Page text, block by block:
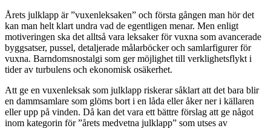
Årets julklapp är ”vuxenleksaken” och första gången man hör det
kan man helt klart undra vad de egentligen menar. Men enligt
motiveringen ska det alltså vara leksaker för vuxna som avancerade
byggsatser, pussel, detaljerade målarböcker och samlarfigurer för
vuxna. Barndomsnostalgi som ger möjlighet till verklighetsflykt i
tider av turbulens och ekonomisk osäkerhet.
Att ge en vuxenleksak som julklapp riskerar såklart att det bara blir
en dammsamlare som glöms bort i en låda eller åker ner i källaren
eller upp på vinden. Då kan det vara ett bättre förslag att ge något
inom kategorin för ”årets medvetna julklapp” som utses av